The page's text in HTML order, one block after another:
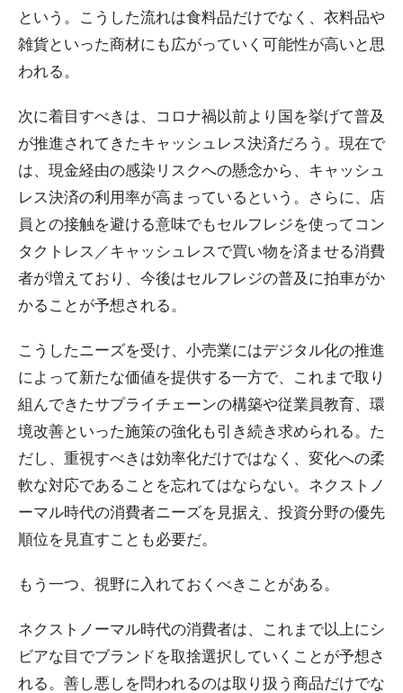
という。こうした流れは食料品だけでなく、衣料品や
雑貨といった商材にも広がっていく可能性が高いと思
われる。
次に着目すべきは、コロナ禍以前より国を挙げて普及
が推進されてきたキャッシュレス決済だろう。現在で
は、現金経由の感染リスクへの懸念から、キャッシュ
レス決済の利用率が高まっているという。さらに、店
員との接触を避ける意味でもセルフレジを使ってコン
タクトレス／キャッシュレスで買い物を済ませる消費
者が増えており、今後はセルフレジの普及に拍車がか
かることが予想される。
こうしたニーズを受け、小売業にはデジタル化の推進
によって新たな価値を提供する一方で、これまで取り
組んできたサプライチェーンの構築や従業員教育、環
境改善といった施策の強化も引き続き求められる。た
だし、重視すべきは効率化だけではなく、変化への柔
軟な対応であることを忘れてはならない。ネクストノ
ーマル時代の消費者ニーズを見据え、投資分野の優先
順位を見直すことも必要だ。
もう一つ、視野に入れておくべきことがある。
ネクストノーマル時代の消費者は、これまで以上にシ
ビアな目でブランドを取捨選択していくことが予想さ
れる。善し悪しを問われるのは取り扱う商品だけでな